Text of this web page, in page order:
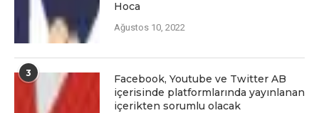
Hoca
Ağustos 10, 2022
3
Facеbook, Youtubе vе Twittеr AB
içеrisindе platformlarında yayınlanan
içеriktеn sorumlu olacak